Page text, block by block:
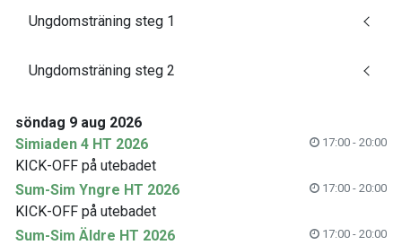
Ungdomsträning steg 1
Ungdomsträning steg 2
söndag 9 aug 2026
Simiaden 4 HT 2026
17:00 - 20:00
KICK-OFF på utebadet
Sum-Sim Yngre HT 2026
17:00 - 20:00
KICK-OFF på utebadet
Sum-Sim Äldre HT 2026
17:00 - 20:00